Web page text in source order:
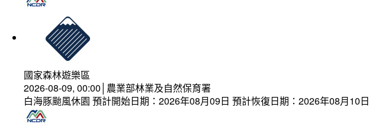
國家森林遊樂區
2026-08-09, 00:00│農業部林業及自然保育署
白海豚颱風休園 預計開始日期：2026年08月09日 預計恢復日期：2026年08月10日